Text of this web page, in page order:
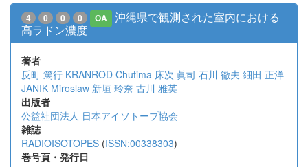
4 0 0 0 OA
沖縄県で観測された室内における
高ラドン濃度
著者
反町 篤行 KRANROD Chutima 床次 眞司 石川 徹夫 細田 正洋
JANIK Miroslaw 新垣 玲奈 古川 雅英
出版者
公益社団法人 日本アイソトープ協会
雑誌
RADIOISOTOPES (ISSN:00338303)
巻号頁・発行日